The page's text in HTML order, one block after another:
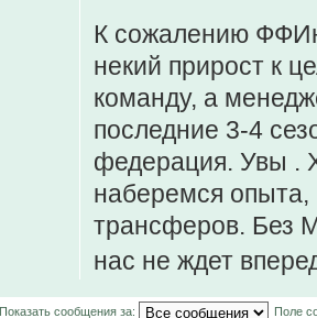
К сожалению
некий прирост к
команду, а
последние 3-4
федерация. Увы .
наберемся опыта,
трансферов. Без
нас не ждет
Показать сообщения за: Поле